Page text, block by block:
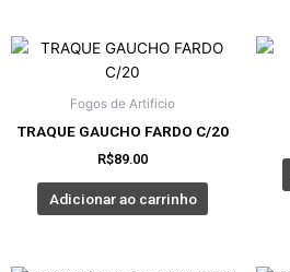
Fogos de Artificio
TRAQUE GAUCHO FARDO C/20
R$89.00
Adicionar ao carrinho